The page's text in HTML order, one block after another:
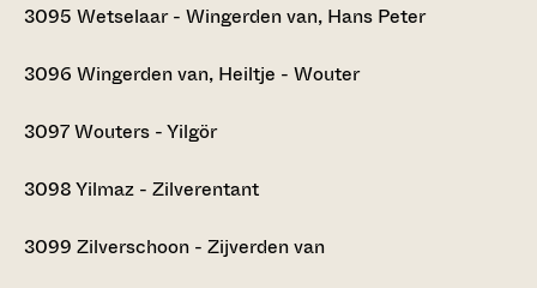
3095 Wetselaar - Wingerden van, Hans Peter
3096 Wingerden van, Heiltje - Wouter
3097Wouters - Yilgör
3098Yilmaz - Zilverentant
3099 Zilverschoon - Zijverden van